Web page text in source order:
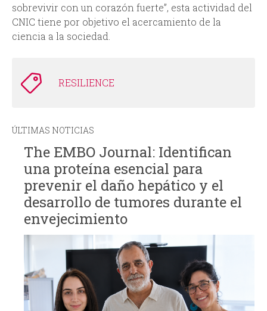
sobrevivir con un corazón fuerte”, esta actividad del
CNIC tiene por objetivo el acercamiento de la
ciencia a la sociedad.
RESILIENCE
ÚLTIMAS NOTICIAS
The EMBO Journal: Identifican
una proteína esencial para
prevenir el daño hepático y el
desarrollo de tumores durante el
envejecimiento